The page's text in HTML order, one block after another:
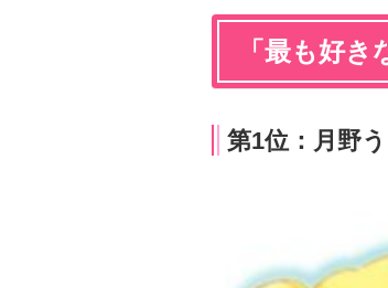
「最も好
第1位：月野